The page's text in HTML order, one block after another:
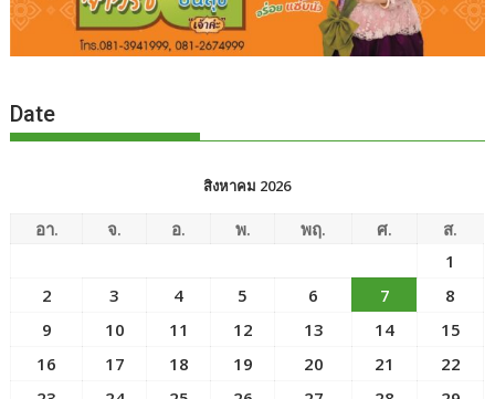
Date
สิงหาคม 2026
อา. จ. อ. พ. พฤ. ศ.
ส.
1
2
3 4 5 6 7
8
9
10 11 12 13 14
15
16
17 18 19 20 21
22